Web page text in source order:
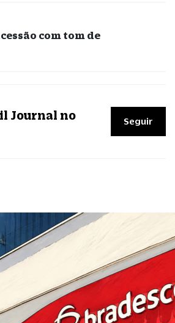
com tom de
Journal no
Seguir